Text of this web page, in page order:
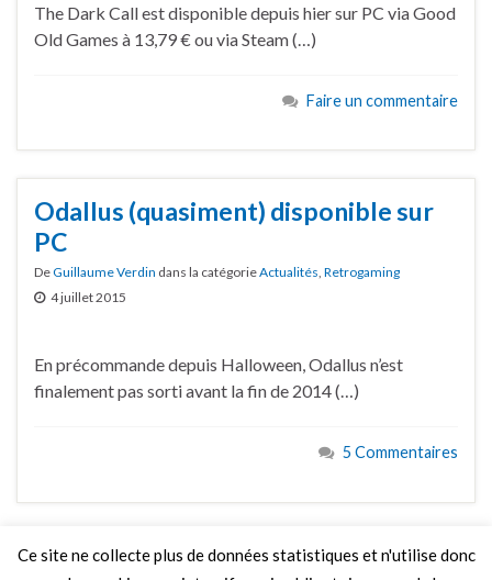
The Dark Call est disponible depuis hier sur PC via Good
Old Games à 13,79 € ou via Steam (…)
Faire un commentaire
Odallus (quasiment) disponible sur
PC
DeGuillaume Verdin dans la catégorieActualités, Retrogaming
4 juillet 2015
En précommande depuis Halloween, Odallus n’est
finalement pas sorti avant la fin de 2014 (…)
5 Commentaires
Ce site ne collecte plus de données statistiques et n'utilise donc